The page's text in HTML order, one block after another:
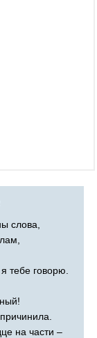
слова,
тебе говорю.
на части –